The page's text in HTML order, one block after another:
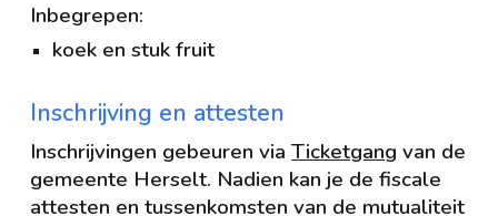
Inbegrepen:
koek en stuk fruit
Inschrijving en attesten
Inschrijvingen gebeuren viaTicketgang van de
gemeente Herselt. Nadien kan je de fiscale
attesten en tussenkomsten van de mutualiteit